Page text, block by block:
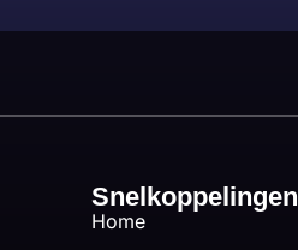
Snelkoppelingen
Home